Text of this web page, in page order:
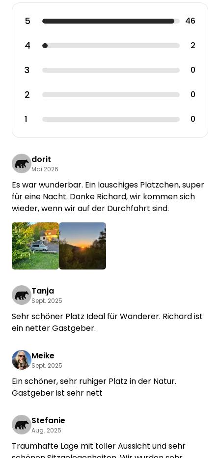
5 46
4 2
3 0
2 0
1 0
dorit
Mai 2026
Es war wunderbar. Ein lauschiges Plätzchen, super
für eine Nacht. Danke Richard, wir kommen sich
wieder, wenn wir auf der Durchfahrt sind.
Tanja
Sept. 2025
Sehr schöner Platz Ideal für Wanderer. Richard ist
ein netter Gastgeber.
Meike
Sept. 2025
Ein schöner, sehr ruhiger Platz in der Natur.
Gastgeber ist sehr nett
Stefanie
Aug. 2025
Traumhafte Lage mit toller Aussicht und sehr